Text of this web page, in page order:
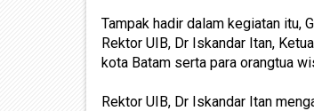
Tampak hadir dalam kegiatan itu,
Rektor UIB, Dr Iskandar Itan,
kota Batam serta para orangtua
Rektor UIB, Dr Iskandar Itan